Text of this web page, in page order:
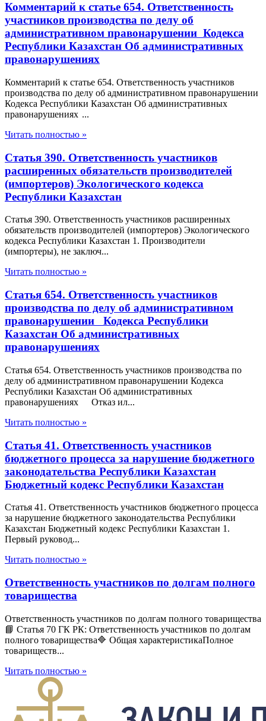
Комментарий к статье 654. Ответственность
участников производства по делу об
административном правонарушении Кодекса
Республики Казахстан Об административных
правонарушениях
Комментарий к статье 654. Ответственность участников
производства по делу об административном правонарушении
Кодекса Республики Казахстан Об административных
правонарушениях ...
Читать полностью »
Статья 390. Ответственность участников
расширенных обязательств производителей
(импортеров) Экологического кодекса
Республики Казахстан
Статья 390. Ответственность участников расширенных
обязательств производителей (импортеров) Экологического
кодекса Республики Казахстан 1. Производители
(импортеры), не заключ...
Читать полностью »
Статья 654. Ответственность участников
производства по делу об административном
правонарушении Кодекса Республики
Казахстан Об административных
правонарушениях
Статья 654. Ответственность участников производства по
делу об административном правонарушении Кодекса
Республики Казахстан Об административных
правонарушениях Отказ ил...
Читать полностью »
Статья 41. Ответственность участников
бюджетного процесса за нарушение бюджетного
законодательства Республики Казахстан
Бюджетный кодекс Республики Казахстан
Статья 41. Ответственность участников бюджетного процесса
за нарушение бюджетного законодательства Республики
Казахстан Бюджетный кодекс Республики Казахстан 1.
Первый руковод...
Читать полностью »
Ответственность участников по долгам полного
товарищества
Ответственность участников по долгам полного товарищества
📘 Статья 70 ГК РК: Ответственность участников по долгам
полного товарищества🔷 Общая характеристикаПолное
товариществ...
Читать полностью »